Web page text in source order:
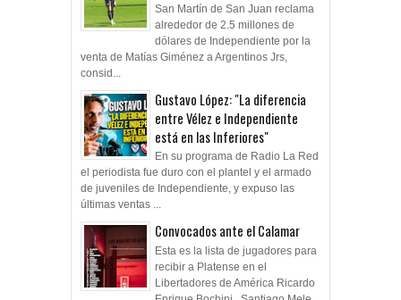
San Martín de San Juan reclama
alrededor de 2.5 millones de
dólares de Independiente por la
venta de Matías Giménez a Argentinos Jrs,
consid...
Gustavo López: "La diferencia
entre Vélez e Independiente
está en las Inferiores"
En su programa de Radio La Red
el periodista fue duro con el plantel y el armado
de juveniles de Independiente, y expuso las
últimas ventas ...
Convocados ante el Calamar
Esta es la lista de jugadores para
recibir a Platense en el
Libertadores de América Ricardo